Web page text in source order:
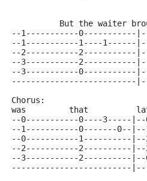
But the waiter
--1-----------0-----------
--1-----------1----1------
--2-----------2-----------
--3-----------2-----------
--3-----------0-----------
--------------------------
Chorus:
was
--0-----------0----3-----|--
--1-----------0-------0--
--0-----------1----------|--
--2-----------2----------|--
--3-----------2----------|--
-------------------------